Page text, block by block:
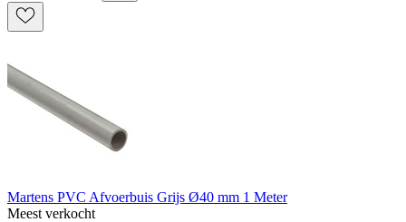
Martens PVC Afvoerbuis Grijs Ø40 mm 1 Meter
Meest verkocht